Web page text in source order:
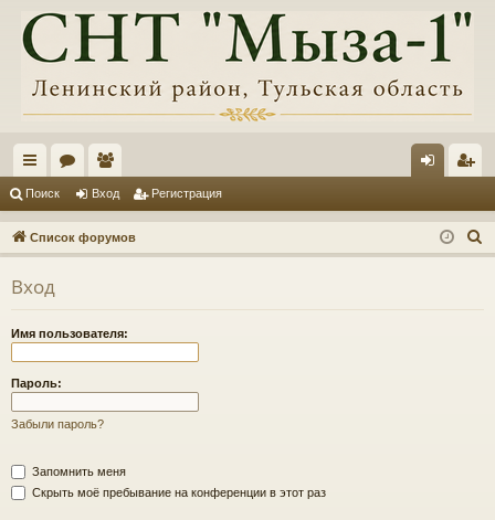
с
ы
лк
и
ум
ы
ол
ьз
ов
и
д ис
тр
Поиск Вход Регистрация
Список форумов
о
Вход
Имя пользователя:
Пароль:
Забыли пароль?
Запомнить меня
Скрыть моё пребывание на конференции в этот раз